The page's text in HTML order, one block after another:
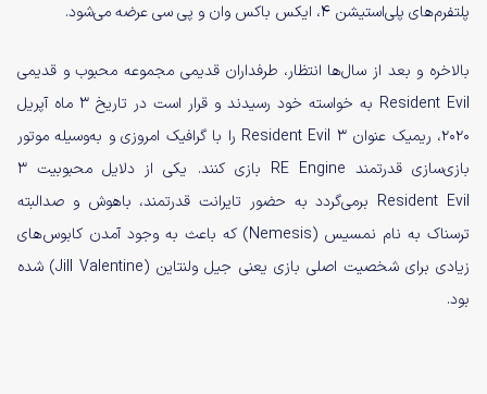
پلتفرم‌های پلی‌استیشن 4، ایکس باکس وان و پی سی عرضه می‌شود.
بالاخره و بعد از سال‌ها انتظار، طرفداران قدیمی مجموعه محبوب و قدیمی
Resident Evil به خواسته خود رسیدند و قرار است در تاریخ 3 ماه آپریل
2020، ریمیک عنوان 3 Resident Evil را با گرافیک امروزی و به‌وسیله موتور
بازی‌سازی قدرتمند RE Engine بازی کنند. یکی از دلایل محبوبیت 3
Resident Evil برمی‌گردد به حضور تایرانت قدرتمند، باهوش و صدالبته
ترسناک به نام نمسیس (Nemesis) که باعث به وجود آمدن کابوس‌های
زیادی برای شخصیت اصلی بازی یعنی جیل ولنتاین (Jill Valentine) شده
بود.